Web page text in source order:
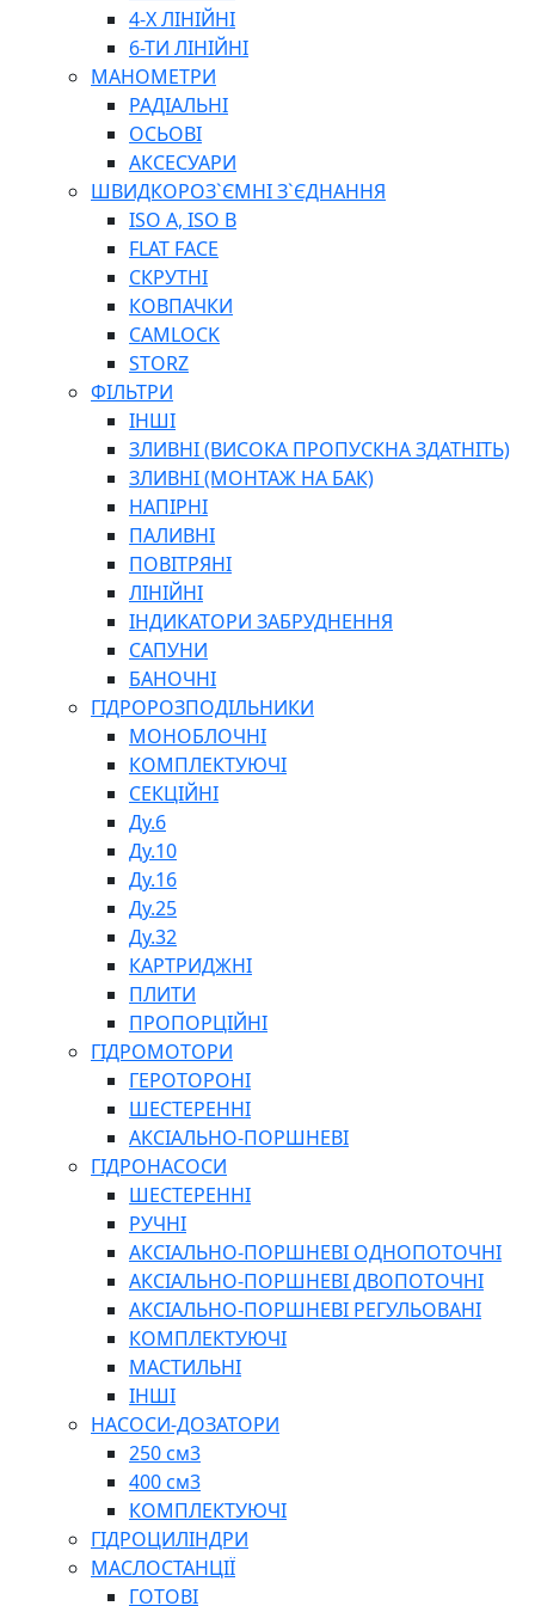
ПЛОСКОГУБЦІ
ВИКРУТКИ
КЛЮЧІ
ГОЛОВКИ, ТРІЩАТКИ, ВОРОТКИ, ПЕРЕХІДНИКИ
ЗУБИЛА, МОЛОТКИ, СОКИРИ, СТАМЕСКИ, ДОЛОТА
СТРУПЦИНИ, ЛЕЩАТА
ВИМІРЮВАЛЬНІ ІНСТРУМЕНТИ
БУДІВЕЛЬНИЙ ІНСТРУМЕНТ
ШЛАНГИ
ГОСПОДАРСЬКІ ТОВАРИ
ПНЕВМАТИЧНІ ІНСТРУМЕНТИ
З'ЄДНУВАЛЬНІ ІНСТРУМЕНТИ ТА МАТЕРІАЛИ
ЯЩИКИ, ШАФИ, ТА СУМКИ ДЛЯ ІНСТРУМЕНТІВ
ЗАСОБИ ЗАХИСТУ
СТЕПЛЕРИ, ЗАКЛЕПОЧНИКИ
ГІДРАВЛІЧНІ ІНСТРУМЕНТИ
ТЕХНІЧНА ХІМІЯ
СПЕЦІАЛЬНІ
ОЛИВИ
ГЕРМЕТИКИ
ЗМАЗКИ
КЛЕЇ, ЦЕМЕНТИ, ЕПОКСИДКИ
РЕМОНТ ГІДРОЦИЛІНДРІВ
БОРЕКС, ЕО
4-Х ЛІНІЙНІ
6-ТИ ЛІНІЙНІ
МАНОМЕТРИ
РАДІАЛЬНІ
ОСЬОВІ
АКСЕСУАРИ
ШВИДКОРОЗ`ЄМНІ З`ЄДНАННЯ
ISO A, ISO B
FLAT FACE
СКРУТНІ
КОВПАЧКИ
CAMLOCK
STORZ
ФІЛЬТРИ
ІНШІ
ЗЛИВНІ (ВИСОКА ПРОПУСКНА ЗДАТНІТЬ)
ЗЛИВНІ (МОНТАЖ НА БАК)
НАПІРНІ
ПАЛИВНІ
ПОВІТРЯНІ
ЛІНІЙНІ
ІНДИКАТОРИ ЗАБРУДНЕННЯ
САПУНИ
БАНОЧНІ
ГІДРОРОЗПОДІЛЬНИКИ
МОНОБЛОЧНІ
КОМПЛЕКТУЮЧІ
СЕКЦІЙНІ
Ду.6
Ду.10
Ду.16
Ду.25
Ду.32
КАРТРИДЖНІ
ПЛИТИ
ПРОПОРЦІЙНІ
ГІДРОМОТОРИ
ГЕРОТОРОНІ
ШЕСТЕРЕННІ
АКСІАЛЬНО-ПОРШНЕВІ
ГІДРОНАСОСИ
ШЕСТЕРЕННІ
РУЧНІ
АКСІАЛЬНО-ПОРШНЕВІ ОДНОПОТОЧНІ
АКСІАЛЬНО-ПОРШНЕВІ ДВОПОТОЧНІ
АКСІАЛЬНО-ПОРШНЕВІ РЕГУЛЬОВАНІ
КОМПЛЕКТУЮЧІ
МАСТИЛЬНІ
ІНШІ
НАСОСИ-ДОЗАТОРИ
250 см3
400 см3
КОМПЛЕКТУЮЧІ
ГІДРОЦИЛІНДРИ
МАСЛОСТАНЦІЇ
ГОТОВІ